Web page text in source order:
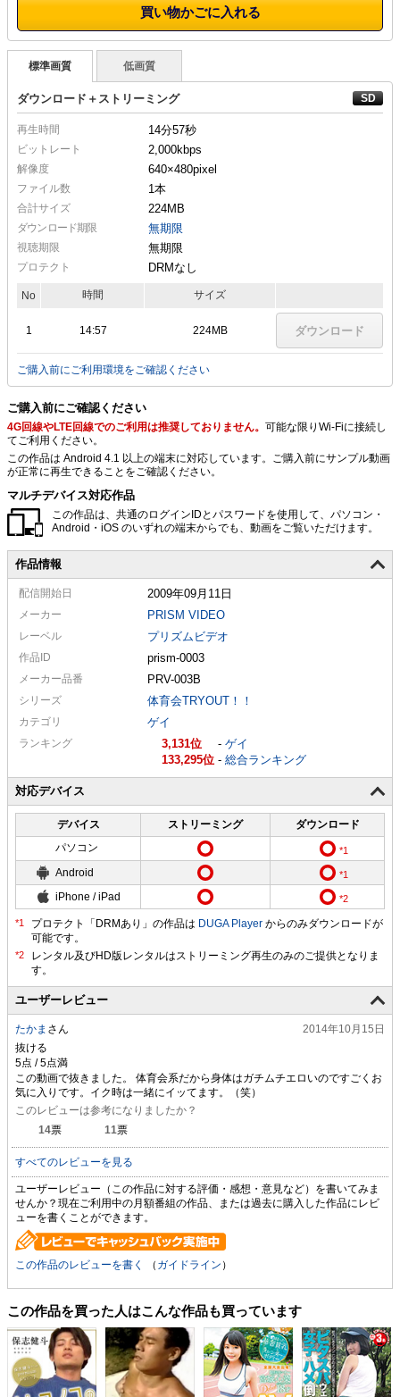
買い物かごに入れる
標準画質 低画質
ダウンロード＋ストリーミング
再生時間 14分57秒
ビットレート 2,000kbps
解像度 640×480pixel
ファイル数 1本
合計サイズ 224MB
ダウンロード期限 無期限
視聴期限 無期限
プロテクト DRMなし
No 時間 サイズ
1 14:57 224MB ダウンロード
ご購入前にご利用環境をご確認ください
ご購入前にご確認ください
4G回線やLTE回線でのご利用は推奨しておりません。 可能な限りWi-Fiに接続し
てご利用ください。
この作品は Android 4.1 以上の端末に対応しています。ご購入前にサンプル動画
が正常に再生できることをご確認ください。
マルチデバイス対応作品
この作品は、共通のログインIDとパスワードを使用して、パソコン・
Android・iOS のいずれの端末からでも、動画をご覧いただけます。
作品情報
配信開始日 2009年09月11日
メーカー PRISM VIDEO
レーベル プリズムビデオ
作品ID prism-0003
メーカー品番 PRV-003B
シリーズ 体育会TRYOUT！！
カテゴリ ゲイ
ランキング 3,131 - ゲイ
133,295
- 総合ランキング
対応デバイス
デバイス ストリーミング
ダウンロード
パソコン
Android
iPhone / iPad
プロテクト「DRMあり」の作品は DUGA Player からのみダウンロードが
可能です。
ユーザーレビュー
たかま さん
2014年10月15日
抜ける
この動画で抜きました。 体育会系だから身体はガチムチエロいのですごくお
気に入りです。イク時は一緒にイッてます。（笑）
このレビューは参考になりましたか？
14票 11票
すべてのレビューを見る
ユーザーレビュー（この作品に対する評価・感想・意見など）を書いてみま
せんか？現在ご利用中の月額番組の作品、または過去に購入した作品にレビ
ューを書くことができます。
この作品のレビューを書く （ ガイドライン ）
この作品を買った人はこんな作品も買っています